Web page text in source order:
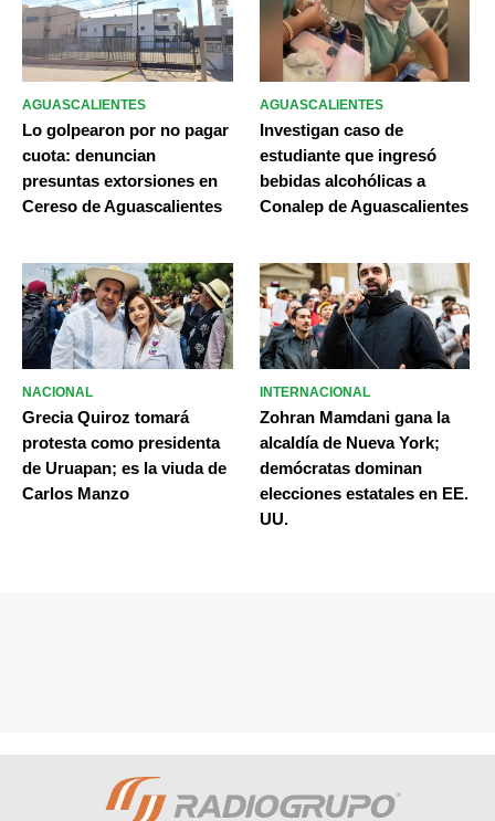
AGUASCALIENTES
Lo golpearon por no pagar
cuota: denuncian
presuntas extorsiones en
Cereso de Aguascalientes
AGUASCALIENTES
Investigan caso de
estudiante que ingresó
bebidas alcohólicas a
Conalep de Aguascalientes
NACIONAL
Grecia Quiroz tomará
protesta como presidenta
de Uruapan; es la viuda de
Carlos Manzo
INTERNACIONAL
Zohran Mamdani gana la
alcaldía de Nueva York;
demócratas dominan
elecciones estatales en EE.
UU.